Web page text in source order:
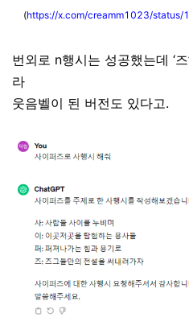
(https://x.com/creamm1023/
번외로 n행시는 성공했는데 ‘
라
웃음벨이 된 버전도 있다고.